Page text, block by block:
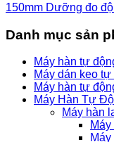
150mm Dưỡng đo
Danh mục sản
Máy hàn tự
Máy dán keo tự
Máy hàn tự
Máy Hàn Tự
Máy hàn